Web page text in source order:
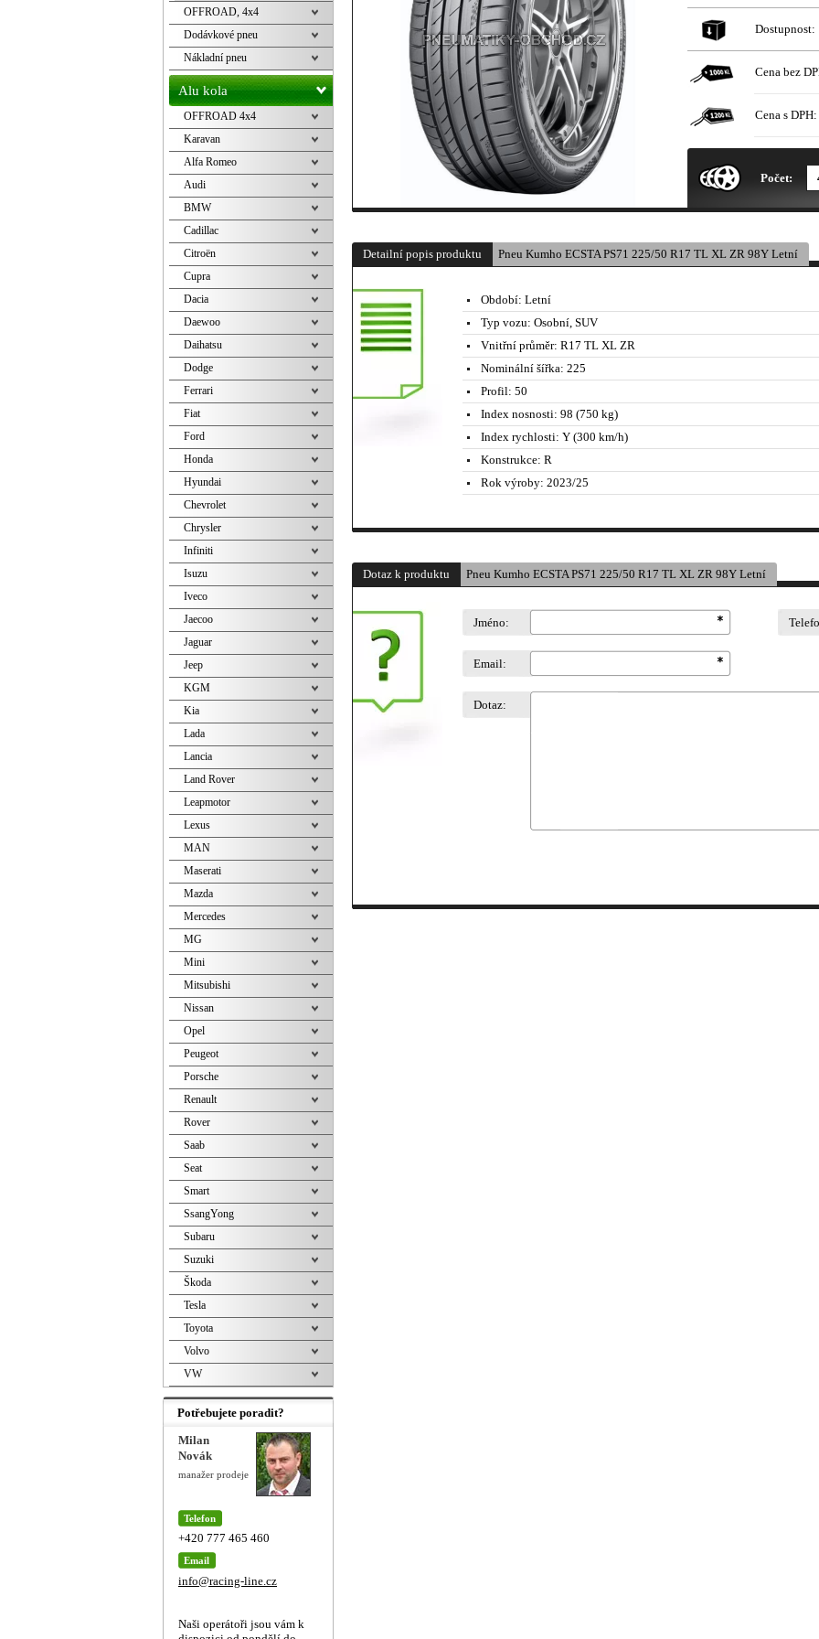
Dostupnost:
Cena bez
Cena s DPH:
Počet:
Detailní popis produktu Pneu Kumho ECSTA PS71 225/50 R17 TL XL ZR 98Y Letní
Období: Letní
Typ vozu: Osobní, SUV
Vnitřní průměr: R17 TL XL ZR
Nominální šířka: 225
Profil: 50
Index nosnosti: 98 (750 kg)
Index rychlosti: Y (300 km/h)
Konstrukce: R
Rok výroby: 2023/25
Dotaz k produktu Pneu Kumho ECSTA PS71 225/50 R17 TL XL ZR 98Y Letní
Jméno:
Email:
Dotaz:
OFFROAD, 4x4
Dodávkové pneu
Nákladní pneu
Alu kola
OFFROAD 4x4
Karavan
Alfa Romeo
Audi
BMW
Cadillac
Citroën
Cupra
Dacia
Daewoo
Daihatsu
Dodge
Ferrari
Fiat
Ford
Honda
Hyundai
Chevrolet
Chrysler
Infiniti
Isuzu
Iveco
Jaecoo
Jaguar
Jeep
KGM
Kia
Lada
Lancia
Land Rover
Leapmotor
Lexus
MAN
Maserati
Mazda
Mercedes
MG
Mini
Mitsubishi
Nissan
Opel
Peugeot
Porsche
Renault
Rover
Saab
Seat
Smart
SsangYong
Subaru
Suzuki
Škoda
Tesla
Toyota
Volvo
VW
Potřebujete poradit?
Milan
Novák
manažer prodeje
Telefon
+420 777 465 460
Email
info@racing-line.cz
Naši operátoři jsou vám k